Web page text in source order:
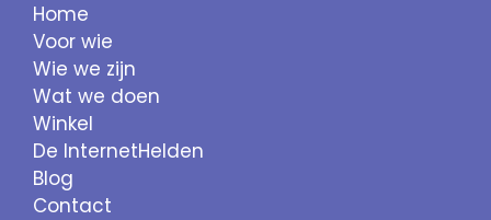
Home
Voor wie
Wie we zijn
Wat we doen
Winkel
De InternetHelden
Blog
Contact